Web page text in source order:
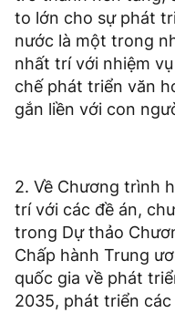
to lớn cho sự phát
nước là một trong
nhất trí với nhiệm
chế phát triển văn
gắn liền với con
2. Về Chương trình
trí với các đề án,
trong Dự thảo
Chấp hành Trung
quốc gia về phát
2035, phát triển